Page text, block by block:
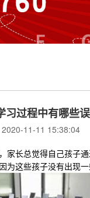
习过程中有哪些
11-11 15:38:04
长总觉得自己孩子
这些孩子没有出现